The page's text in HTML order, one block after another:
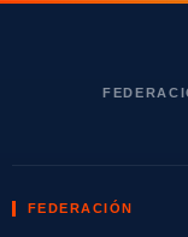
FEDERACIÓN